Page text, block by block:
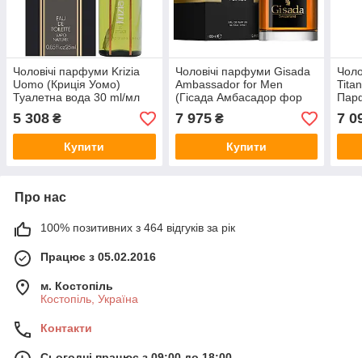
Чоловічі парфуми Krizia
Uomo (Криція Уомо)
Туалетна вода 30 ml/мл
5 308 ₴
Купити
Чоловічі парфуми Gisada
Ambassador for Men
(Гісада Амбасадор фор
Мен) Парфумована вода
100 ml/мл
7 975₴
Купити
ml/
7
Про нас
100% позитивних з 464 відгуків за рік
Працює з 05.02.2016
м. Костопіль
Костопіль, Україна
Контакти